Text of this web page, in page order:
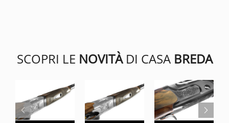
SCOPRI LE NOVITÀDI CASA BREDA